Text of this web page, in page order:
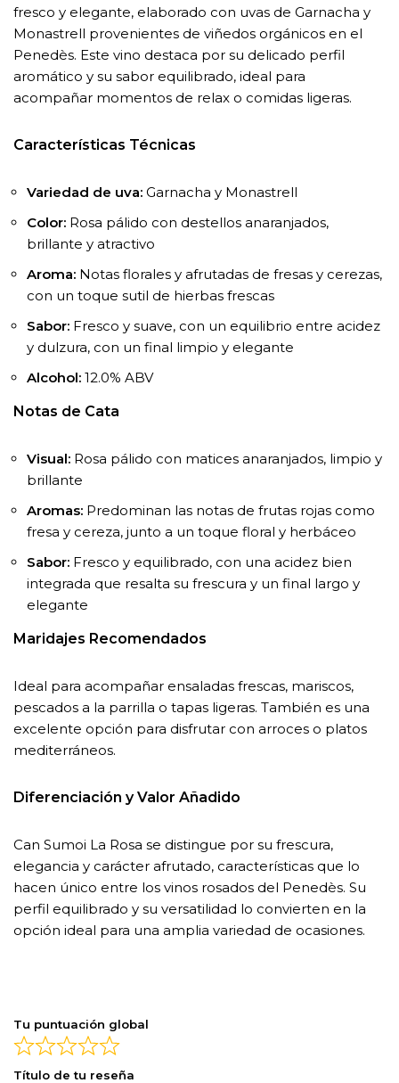
fresco y elegante, elaborado con uvas de Garnacha y
Monastrell provenientes de viñedos orgánicos en el
Penedès. Este vino destaca por su delicado perfil
aromático y su sabor equilibrado, ideal para
acompañar momentos de relax o comidas ligeras.
Características Técnicas
Variedad de uva: Garnacha y Monastrell
Color: Rosa pálido con destellos anaranjados,
brillante y atractivo
Aroma: Notas florales y afrutadas de fresas y cerezas,
con un toque sutil de hierbas frescas
Sabor: Fresco y suave, con un equilibrio entre acidez
y dulzura, con un final limpio y elegante
Alcohol: 12.0% ABV
Notas de Cata
Visual: Rosa pálido con matices anaranjados, limpio y
brillante
Aromas: Predominan las notas de frutas rojas como
fresa y cereza, junto a un toque floral y herbáceo
Sabor: Fresco y equilibrado, con una acidez bien
integrada que resalta su frescura y un final largo y
elegante
Maridajes Recomendados
Ideal para acompañar ensaladas frescas, mariscos,
pescados a la parrilla o tapas ligeras. También es una
excelente opción para disfrutar con arroces o platos
mediterráneos.
Diferenciación y Valor Añadido
Can Sumoi La Rosa se distingue por su frescura,
elegancia y carácter afrutado, características que lo
hacen único entre los vinos rosados del Penedès. Su
perfil equilibrado y su versatilidad lo convierten en la
opción ideal para una amplia variedad de ocasiones.
Tu puntuación global
Título de tu reseña